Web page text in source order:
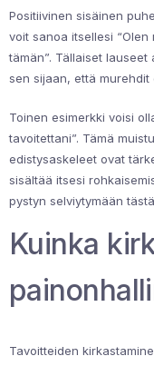
Positiivinen sisäinen
voit sanoa itsellesi “Olen
tämän”. Tällaiset
sen sijaan, että murehdit
Toinen esimerkki voisi
tavoitettani”. Tämä
edistysaskeleet ovat
sisältää itsesi
pystyn selviytymään
Kuinka
Tavoitteiden